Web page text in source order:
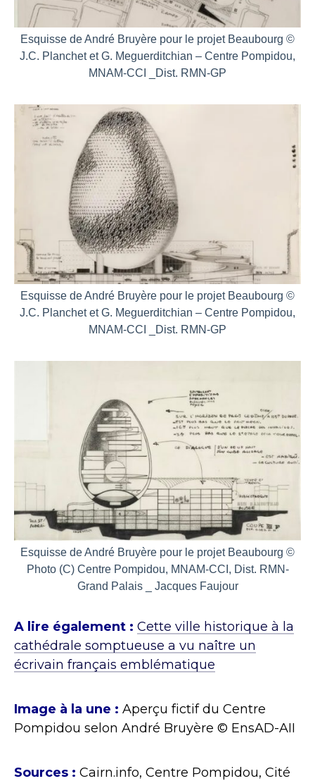
Esquisse de André Bruyère pour le projet Beaubourg ©
J.C. Planchet et G. Meguerditchian – Centre Pompidou,
MNAM-CCI _Dist. RMN-GP
Esquisse de André Bruyère pour le projet Beaubourg ©
J.C. Planchet et G. Meguerditchian – Centre Pompidou,
MNAM-CCI _Dist. RMN-GP
Esquisse de André Bruyère pour le projet Beaubourg ©
Photo (C) Centre Pompidou, MNAM-CCI, Dist. RMN-
Grand Palais _ Jacques Faujour
A lire également : Cette ville historique à la
cathédrale somptueuse a vu naître un
écrivain français emblématique
Image à la une : Aperçu fictif du Centre
Pompidou selon André Bruyère © EnsAD-AII
Sources : Cairn.info, Centre Pompidou, Cité